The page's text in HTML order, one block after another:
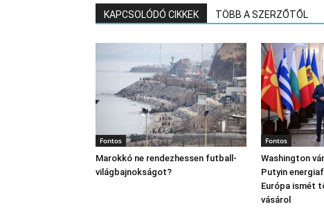
KAPCSOLÓDÓ CIKKEK TÖBB A SZERZŐTŐL
Fontos
Marokkó ne rendezhessen futball-
világbajnokságot?
Fontos
Washington
Putyin
Európa ismét
vásárol